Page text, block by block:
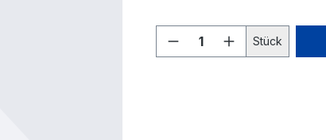
Produkt Anzahl:
Stück